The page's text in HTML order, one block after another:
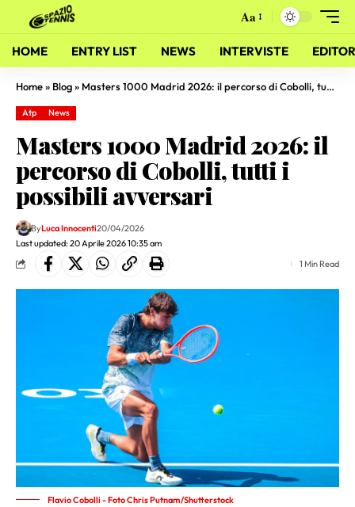
Aa
HOME ENTRY LIST NEWS INTERVISTE
Home» Blog» Masters 1000 Madrid 2026: il percorso di Cobolli, tutti i possibili avversari
Atp News
Masters 1000 Madrid 2026: il
percorso di Cobolli, tutti i
possibili avversari
Last updated: 20 Aprile 2026 10:35 am
ByLuca Innocenti20/04/2026
1 Min Read
Flavio Cobolli - Foto Chris Putnam/Shutterstock